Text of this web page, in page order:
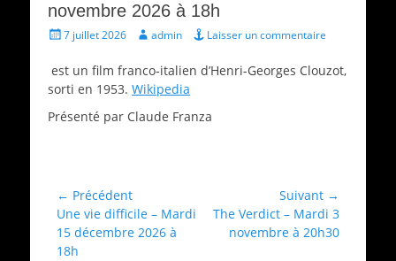
novembre 2026 à 18h
Écrit7 juillet 2026 Auteur
admin Laisser un commentaire
est un film franco-italien d’Henri-Georges Clouzot,
sorti en 1953. Wikipedia
Présenté par Claude Franza
Navigation
de
l’article
← Précédent
Article
précédent :
Une vie difficile – Mardi
15 décembre 2026 à
18h
Suivant →
Article
suivant :
The Verdict – Mardi 3
novembre à 20h30